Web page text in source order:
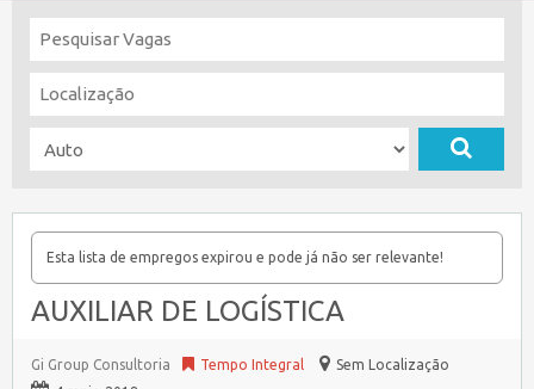
Esta lista de empregos expirou e pode já não ser relevante!
AUXILIAR DE LOGÍSTICA
Gi Group Consultoria Tempo Integral
Sem Localização